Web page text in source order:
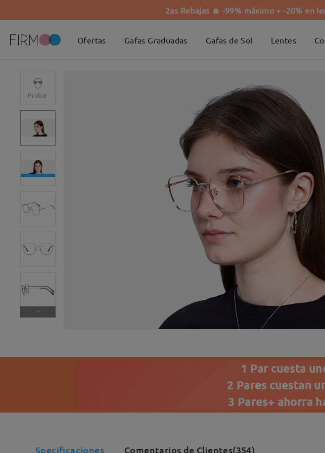
2as Rebajas 🔥 -99% máximo + -20% en
Ofertas Gafas Graduadas Gafas de Sol Lentes
Probar
1 Par cuesta
2 Pares cuestan
3 Pares+ ahorra
Specificaciones Comentarios de Clientes(354)